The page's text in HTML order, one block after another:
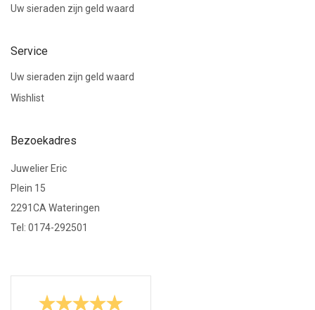
Uw sieraden zijn geld waard
Service
Uw sieraden zijn geld waard
Wishlist
Bezoekadres
Juwelier Eric
Plein 15
2291CA Wateringen
Tel: 0174-292501